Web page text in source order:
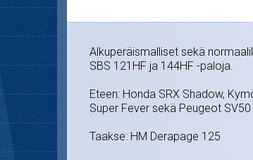
Alkuperäismalliset sekä
SBS 121HF ja 144HF -paloja.
Eteen: Honda SRX Shadow,
Super Fever sekä Peugeot
Taakse: HM Derapage 125